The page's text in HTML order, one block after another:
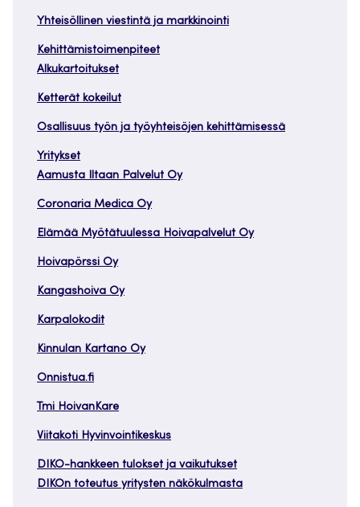
Yhteisöllinen viestintä ja markkinointi
Kehittämistoimenpiteet
Alkukartoitukset
Ketterät kokeilut
Osallisuus työn ja työyhteisöjen kehittämisessä
Yritykset
Aamusta Iltaan Palvelut Oy
Coronaria Medica Oy
Elämää Myötätuulessa Hoivapalvelut Oy
Hoivapörssi Oy
Kangashoiva Oy
Karpalokodit
Kinnulan Kartano Oy
Onnistua.fi
Tmi HoivanKare
Viitakoti Hyvinvointikeskus
DIKO-hankkeen tulokset ja vaikutukset
DIKOn toteutus yritysten näkökulmasta